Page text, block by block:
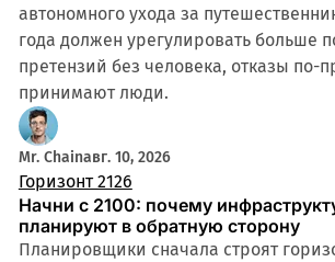
автономного ухода за
года должен урегулировать больше
претензий без человека, отказы по-
принимают люди.
Mr. Chainавг. 10, 2026
Горизонт 2126
Начни с 2100: почему
планируют в обратную сторону
Планировщики сначала строят